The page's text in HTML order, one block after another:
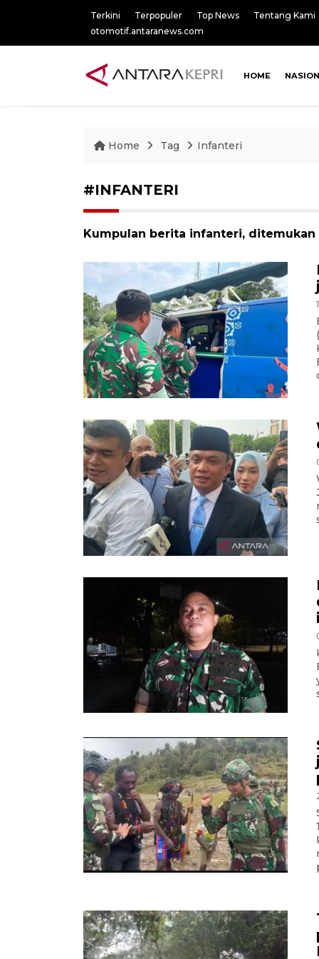
Terkini Terpopuler Top News
Tentang Kami
otomotif.antaranews.com
HOME
Home Tag Infanteri
#INFANTERI
Kumpulan berita infanteri, ditemukan